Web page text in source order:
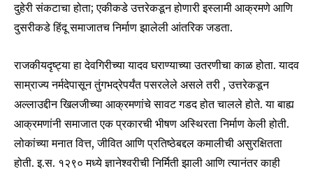
दुहेरी संकटाचा होता; एकीकडे उत्तरेकडून होणारी इस्लामी आक्रमणे आणि
दुसरीकडे हिंदू समाजातच निर्माण झालेली आंतरिक जडता.
राजकीयदृष्ट्या हा देवगिरीच्या यादव घराण्याच्या उतरणीचा काळ होता. यादव
साम्राज्य नर्मदेपासून तुंगभद्रेपर्यंत पसरलेले असले तरी , उत्तरेकडून
अल्लाउद्दीन खिलजीच्या आक्रमणांचे सावट गडद होत चालले होते. या बाह्य
आक्रमणांनी समाजात एक प्रकारची भीषण अस्थिरता निर्माण केली होती.
लोकांच्या मनात वित्त, जीवित आणि प्रतिष्ठेबद्दल कमालीची असुरक्षितता
होती. इ.स. १२९० मध्ये ज्ञानेश्वरीची निर्मिती झाली आणि त्यानंतर काही